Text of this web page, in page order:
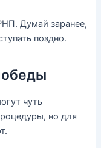
Думай заранее,
поздно.
чуть
но для